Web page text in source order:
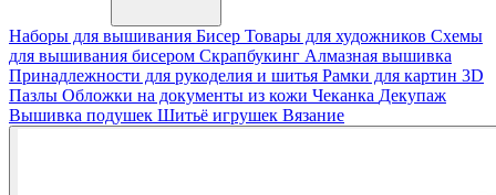
Наборы для вышивания Бисер Товары для художников Схемы
для вышивания бисером Скрапбукинг Алмазная вышивка
Принадлежности для рукоделия и шитья Рамки для картин 3D
Пазлы Обложки на документы из кожи Чеканка Декупаж
Вышивка подушек Шитьё игрушек Вязание